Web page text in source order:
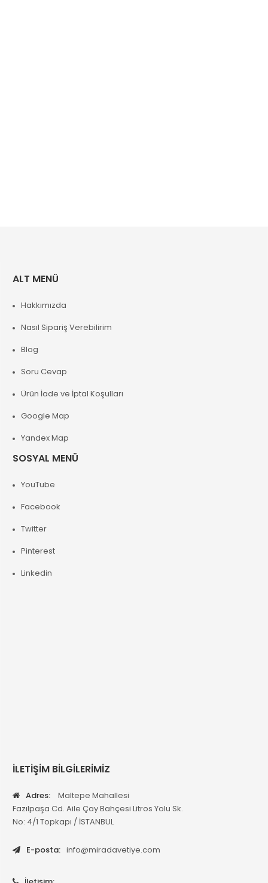
ALT MENÜ
Hakkımızda
Nasıl Sipariş Verebilirim
Blog
Soru Cevap
Ürün İade ve İptal Koşulları
Google Map
Yandex Map
SOSYAL MENÜ
YouTube
Facebook
Twitter
Pinterest
Linkedin
İLETİŞİM BİLGİLERİMİZ
Adres:
Maltepe Mahallesi
Fazılpaşa Cd. Aile Çay Bahçesi Litros Yolu Sk.
No: 4/1 Topkapı / İSTANBUL
E-posta: info@miradavetiye.com